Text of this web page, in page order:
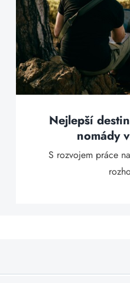
Nejlepší
nomády
S rozvojem práce